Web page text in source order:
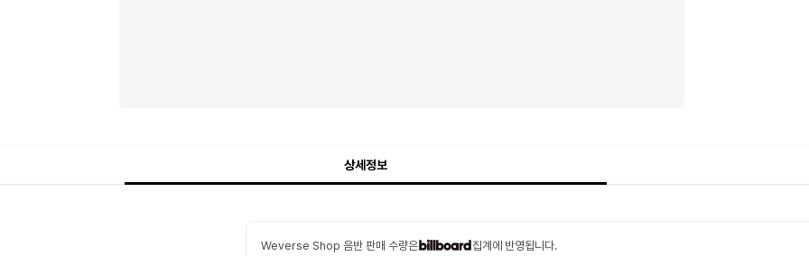
상세정보
Weverse Shop 음반 판매 수량은 집계에 반영됩니다.